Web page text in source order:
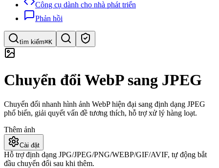
Công cụ dành cho nhà phát triển
Phản hồi
tìm kiếm⌘K
Tìm kiếm nhanh công cụ
Chuyển đổi WebP sang JPEG
Chuyển đổi nhanh hình ảnh WebP hiện đại sang định dạng JPEG
phổ biến, giải quyết vấn đề tương thích, hỗ trợ xử lý hàng loạt.
Thêm ảnh
Cài đặt
Hỗ trợ định dạng JPG/JPEG/PNG/WEBP/GIF/AVIF, tự động bắt
đầu chuyển đổi sau khi thêm.